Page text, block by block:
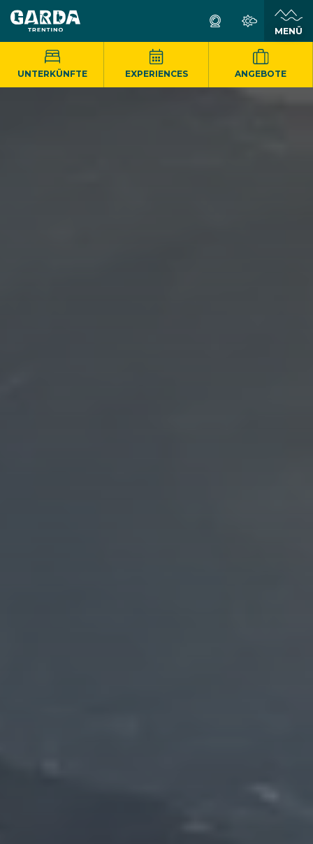
MENÜ
UNTERKÜNFTE EXPERIENCES ANGEBOTE